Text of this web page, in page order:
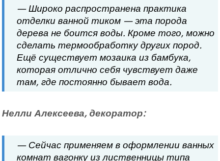
— Широко распространена практика
отделки ванной тиком — эта порода
дерева не боится воды. Кроме того, можно
сделать термообработку других пород.
Ещё существует мозаика из бамбука,
которая отлично себя чувствует даже
там, где постоянно бывает вода.
Нелли Алексеева, декоратор:
— Сейчас применяем в оформлении ванных
комнат вагонку из лиственницы типа